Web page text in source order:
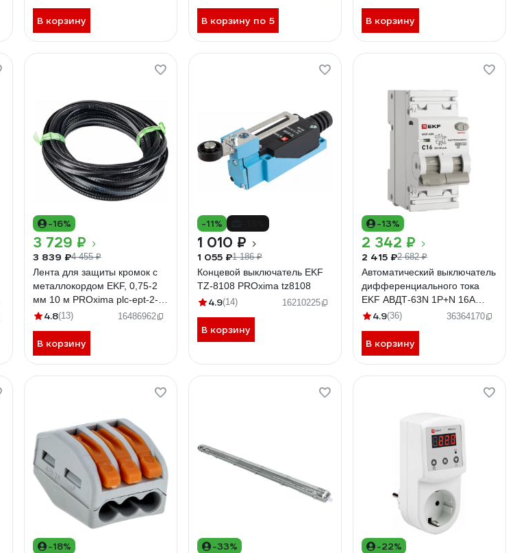
В корзину В корзину по 5 В корзину
-16%
3 729 ₽
3 839 ₽4 455 ₽
Лента для защиты кромок с
металлокордом EKF, 0,75-2
мм 10 м PROxima plc-ept-2-
104.8(13) 16486962
В корзину
-11%
1 010 ₽
1 055 ₽1 186 ₽
Концевой выключатель EKF
TZ-8108 PROxima tz8108
4.9(14) 16210225
В корзину
-13%
2 342 ₽
2 415 ₽2 682 ₽
Автоматический выключатель
дифференциального тока
EKF АВДТ-63N 1P+N 16А
30мА характеристика C тип A
PROXIMA D63N26MA16C30
4.9(36) 36364170
В корзину
-18% -33% -22%